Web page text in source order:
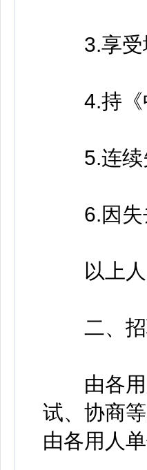
3.享受城
4.持《中
5.连续失
6.因失去
以上人
二、招
由各用
试、协商
由各用人